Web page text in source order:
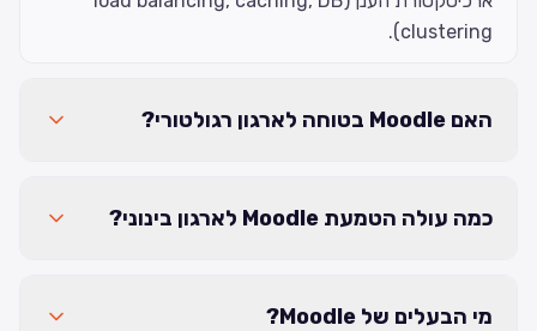
clustering).
האם Moodle בטוחה לארגון רגולטורי?
כמה עולה הטמעת Moodle לארגון בינוני?
מי הבעלים של Moodle?